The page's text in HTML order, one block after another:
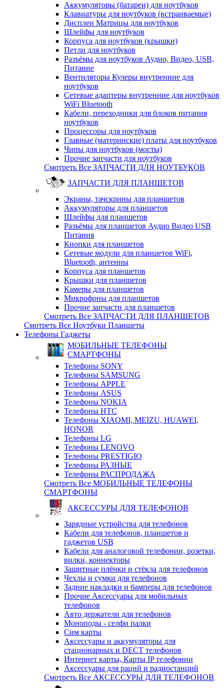
Аккумуляторы (батареи) для ноутбуков
Клавиатуры для ноутбуков (встраиваемые)
Дисплеи Матрицы для ноутбуков
Шлейфы для ноутбуков
Корпуса для ноутбуков (крышки)
Петли для ноутбуков
Разъёмы для ноутбуков Аудио, Видео, USB,
Питание
Вентиляторы Кулеры внутренние для
ноутбуков
Сетевые адаптеры внутренние для ноутбуков
WiFi Bluetooth
Кабели, переходники для блоков питания
ноутбуков
Процессоры для ноутбуков
Главные (материнские) платы для ноутбуков
Чипы для ноутбуков (мосты)
Прочие запчасти для ноутбуков
Смотреть Все ЗАПЧАСТИ ДЛЯ НОУТБУКОВ
ЗАПЧАСТИ ДЛЯ ПЛАНШЕТОВ
Экраны, тачскрины для планшетов
Аккумуляторы для планшетов
Шлейфы для планшетов
Разъёмы для планшетов Аудио Видео USB
Питания
Кнопки для планшетов
Сетевые модули для планшетов WiFi,
Bluetooth, антенны
Корпуса для планшетов
Крышки для планшетов
Камеры для планшетов
Микрофоны для планшетов
Прочие запчасти для планшетов
Смотреть Все ЗАПЧАСТИ ДЛЯ ПЛАНШЕТОВ
Смотреть Все Ноутбуки Планшеты
Телефоны Гаджеты
МОБИЛЬНЫЕ ТЕЛЕФОНЫ
СМАРТФОНЫ
Телефоны SONY
Телефоны SAMSUNG
Телефоны APPLE
Телефоны ASUS
Телефоны NOKIA
Телефоны HTC
Телефоны XIAOMI, MEIZU, HUAWEI,
HONOR
Телефоны LG
Телефоны LENOVO
Телефоны PRESTIGIO
Телефоны РАЗНЫЕ
Телефоны РАСПРОДАЖА
Смотреть Все МОБИЛЬНЫЕ ТЕЛЕФОНЫ
СМАРТФОНЫ
АКСЕССУРЫ ДЛЯ ТЕЛЕФОНОВ
Зарядные устройства для телефонов
Кабели для телефонов, планшетов и
гаджетов USB
Кабели для аналоговой телефонии, розетки,
вилки, коннекторы
Защитные плёнки и стёкла для телефонов
Чехлы и сумки для телефонов
Задние накладки и бамперы для телефонов
Прочие Аксессуары для мобильных
телефонов
Авто держатели для телефонов
Моноподы - селфи палки
Сим карты
Аксессуары и аккумуляторы для
стационарных и DECT телефонов
Интернет карты, Карты IP телефонии
Аксессуары для раций и радиостанций
Смотреть Все АКСЕССУРЫ ДЛЯ ТЕЛЕФОНОВ